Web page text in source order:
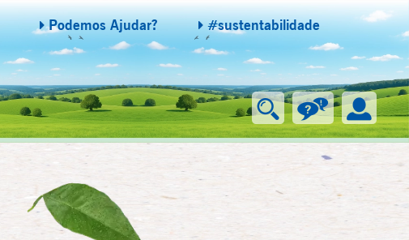
Podemos Ajudar? #sustentabilidade